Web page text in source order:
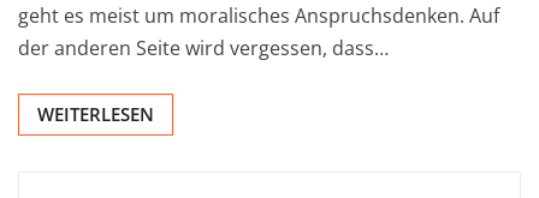
geht es meist um moralisches Anspruchsdenken. Auf
der anderen Seite wird vergessen, dass…
WEITERLESEN